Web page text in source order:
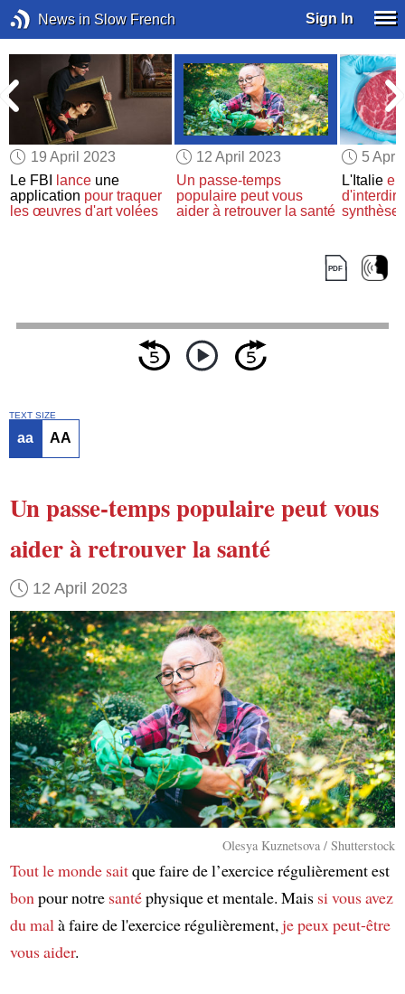
News in Slow French Sign In
19 April 2023
Le FBI
lance une
application pour traquer
les œuvres d'art volées
12 April 2023
Un passe-temps
populaire peut vous
aider à retrouver la santé
5
L'Italie
d'interdire
synthèse
TEXT SIZE
aa AA
Un passe-temps populairepeut vous
aiderà retrouver la santé
12 April 2023
Olesya Kuznetsova / Shutterstock
Tout le monde saitque faire de l’exercice régulièrement est
bonpour notre santéphysique et mentale. Mais si vous avez
du malà faire de l'exercice régulièrement,je peux peut-être
vous aider.